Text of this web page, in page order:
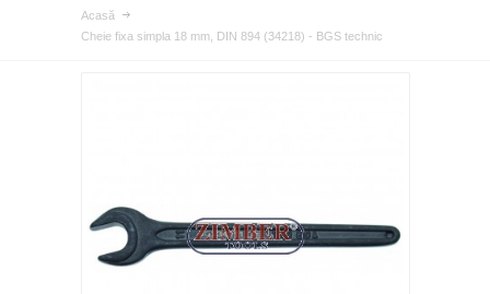
Acasă
Cheie fixa simpla 18 mm, DIN 894 (34218) - BGS technic